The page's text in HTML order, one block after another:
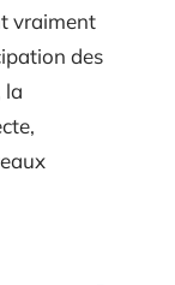
vraiment
des
la